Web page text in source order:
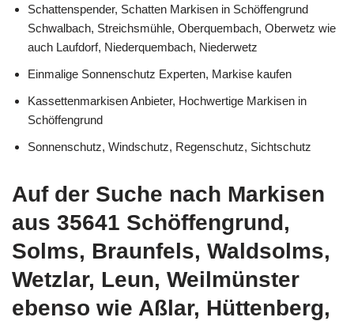
Schattenspender, Schatten Markisen in Schöffengrund
Schwalbach, Streichsmühle, Oberquembach, Oberwetz wie
auch Laufdorf, Niederquembach, Niederwetz
Einmalige Sonnenschutz Experten, Markise kaufen
Kassettenmarkisen Anbieter, Hochwertige Markisen in
Schöffengrund
Sonnenschutz, Windschutz, Regenschutz, Sichtschutz
Auf der Suche nach Markisen
aus 35641 Schöffengrund,
Solms, Braunfels, Waldsolms,
Wetzlar, Leun, Weilmünster
ebenso wie Aßlar, Hüttenberg,